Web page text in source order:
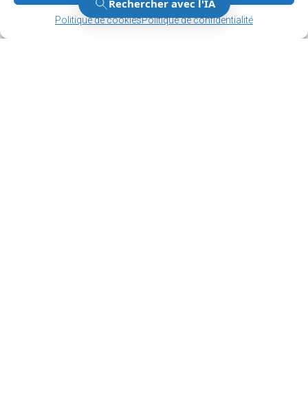
Politique de cookiesPolitique de confidentialité
Gérer le consentement
Gérer le consentement